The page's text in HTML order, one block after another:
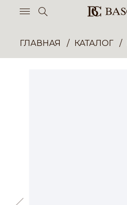
ГЛАВНАЯ КАТАЛОГ